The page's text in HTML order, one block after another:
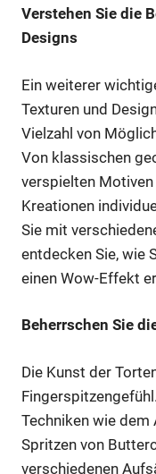
Verstehen Sie die
Designs
Ein weiterer
Texturen und
Vielzahl von
Von klassischen
verspielten
Kreationen
Sie mit
entdecken Sie, wie
einen Wow-Effekt
Beherrschen Sie
Die Kunst der
Techniken wie
Spritzen von
verschiedenen